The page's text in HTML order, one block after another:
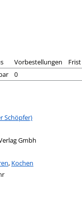
Vorbestellungen
Frist
0
Schöpfer)
Gmbh
Interessenskreis
, Kochen